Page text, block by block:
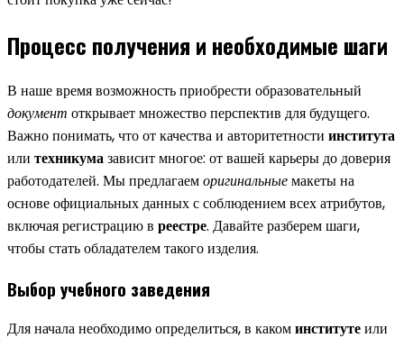
Процесс получения и необходимые шаги
В наше время возможность приобрести образовательный
документ открывает множество перспектив для будущего.
Важно понимать, что от качества и авторитетности института
или техникумазависит многое: от вашей карьеры до доверия
работодателей. Мы предлагаеморигинальныемакеты на
основе официальных данных с соблюдением всех атрибутов,
включая регистрацию в реестре. Давайте разберем шаги,
чтобы стать обладателем такого изделия.
Выбор учебного заведения
Для начала необходимо определиться, в какоминститутеили